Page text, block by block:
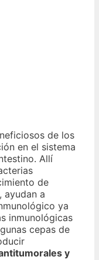
de los
en el sistema
Allí
de
ayudan a
ya
inmunológicas
cepas de
y